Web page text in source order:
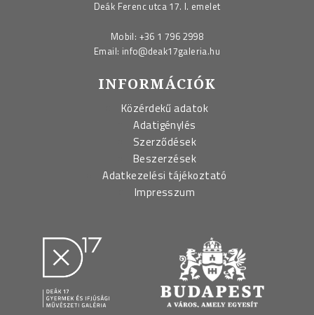
Deák Ferenc utca 17. I. emelet
Mobil: +36 1 796 2998
Email: info@deak17galeria.hu
INFORMÁCIÓK
Közérdekű adatok
Adatigénylés
Szerződések
Beszerzések
Adatkezelési tájékoztató
Impresszum